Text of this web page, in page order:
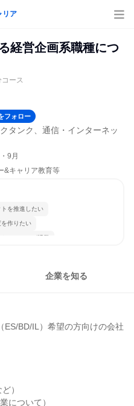
リア
経営企画系職種につ
コース
フォロー
タンク、通信・インターネッ
9月
&キャリア教育等
を推進したい
作りたい
ケーションが活発
企業を知る
BD/IL）希望の方向けの会社
）
について）